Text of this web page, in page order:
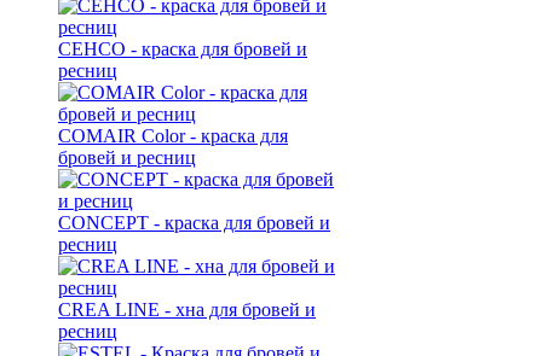
CEHCO - краска для бровей и
ресниц
COMAIR Color - краска для
бровей и ресниц
CONCEPT - краска для бровей и
ресниц
CREA LINE - хна для бровей и
ресниц